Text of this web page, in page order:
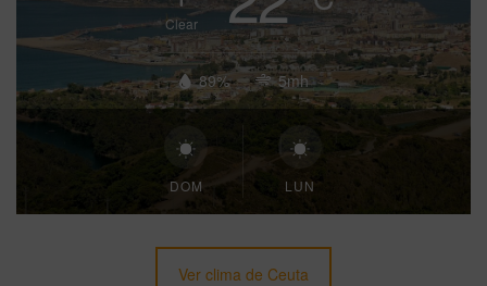
Clear
89% 5mh
DOM LUN
Ver clima de Ceuta